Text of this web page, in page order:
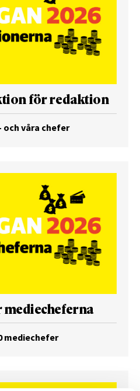
för redaktion
och våra chefer
mediecheferna
mediechefer